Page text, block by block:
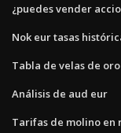
¿puedes vender
Nok eur tasas
Tabla de velas de
Análisis de aud eur
Tarifas de molino en